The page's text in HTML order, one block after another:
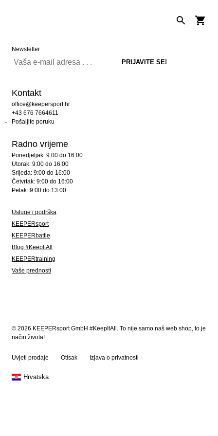
Newsletter
Kontakt
office@keepersport.hr
+43 676 7664611
Pošaljite poruku
Radno vrijeme
Ponedjeljak: 9:00 do 16:00
Utorak: 9:00 do 16:00
Srijeda: 9:00 do 16:00
Četvrtak: 9:00 do 16:00
Petak: 9:00 do 13:00
Usluge i podrška
KEEPERsport
KEEPERbattle
Blog #KeepItAll
KEEPERtraining
Vaše prednosti
© 2026 KEEPERsport GmbH #KeepItAll. To nije samo naš web shop, to je
način života!
Uvjeti prodaje Otisak Izjava o privatnosti
Hrvatska